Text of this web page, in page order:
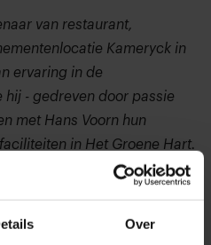
Over
van restaurant,
Kameryck in
ervaring in de
- gedreven door passie
met Hans Voorn hun
in Het Groene Hart.
op het gebied van